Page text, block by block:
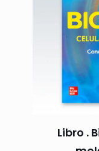
Libro .